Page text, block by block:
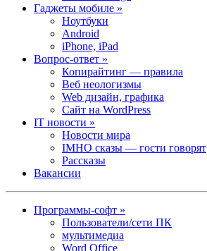
Гаджеты мобиле »
Ноутбуки
Android
iPhone, iPad
Вопрос-ответ »
Копирайтинг — правила
Веб неологизмы
Web дизайн, графика
Сайт на WordPress
IT новости »
Новости мира
IMHO сказы — гости говорят
Рассказы
Вакансии
Программы-софт »
Пользователи/сети ПК
мультимедиа
Word Office